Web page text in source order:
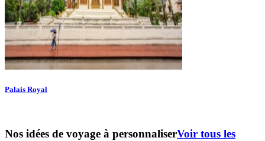
Palais Royal
Nos idées de voyage à personnaliserVoir tous les